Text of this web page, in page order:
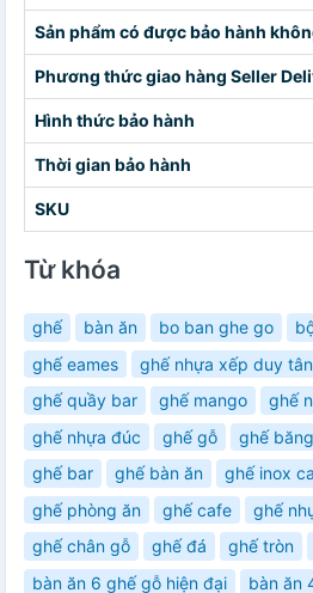
Sản phẩm có được bảo hành
Phương thức giao hàng Seller
Hình thức bảo hành
Thời gian bảo hành
SKU
Từ khóa
ghế bàn ăn bo ban ghe go
ghế eames
ghế nhựa xếp duy tân
ghế quầy bar
ghế mango ghế
ghế nhựa đúc
ghế gỗ ghế
ghế bar
ghế bàn ăn ghế inox
ghế phòng ăn
ghế cafe
ghế
ghế chân gỗ
ghế đá ghế tròn
bàn ăn 6 ghế gỗ hiện đại
bàn ăn